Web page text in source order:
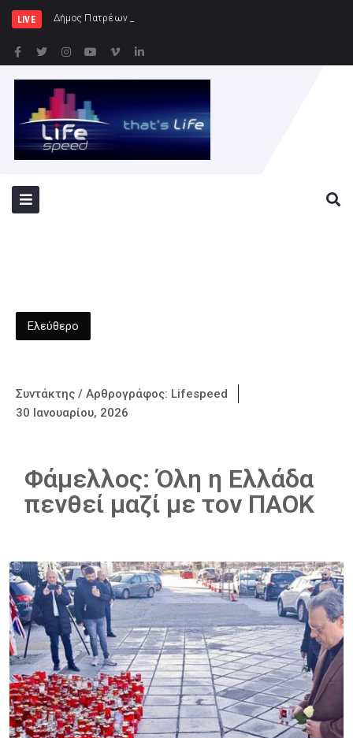
LIVE Δήμος Πατρέων : Τα παιδιά των Ημερήσ
Ελεύθερο
Συντάκτης / Αρθρογράφος: Lifespeed
30 Ιανουαρίου, 2026
Φάμελλος: Όλη η Ελλάδα
πενθεί μαζί με τον ΠΑΟΚ